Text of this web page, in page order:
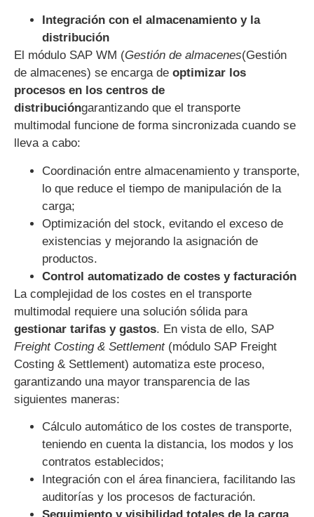
Integración con el almacenamiento y la
distribución
El módulo SAP WM (Gestión de almacenes(Gestión
de almacenes) se encarga de optimizar los
procesos en los centros de
distribucióngarantizando que el transporte
multimodal funcione de forma sincronizada cuando se
lleva a cabo:
Coordinación entre almacenamiento y transporte,
lo que reduce el tiempo de manipulación de la
carga;
Optimización del stock, evitando el exceso de
existencias y mejorando la asignación de
productos.
Control automatizado de costes y facturación
La complejidad de los costes en el transporte
multimodal requiere una solución sólida para
gestionar tarifas y gastos. En vista de ello, SAP
Freight Costing & Settlement (módulo SAP Freight
Costing & Settlement) automatiza este proceso,
garantizando una mayor transparencia de las
siguientes maneras:
Cálculo automático de los costes de transporte,
teniendo en cuenta la distancia, los modos y los
contratos establecidos;
Integración con el área financiera, facilitando las
auditorías y los procesos de facturación.